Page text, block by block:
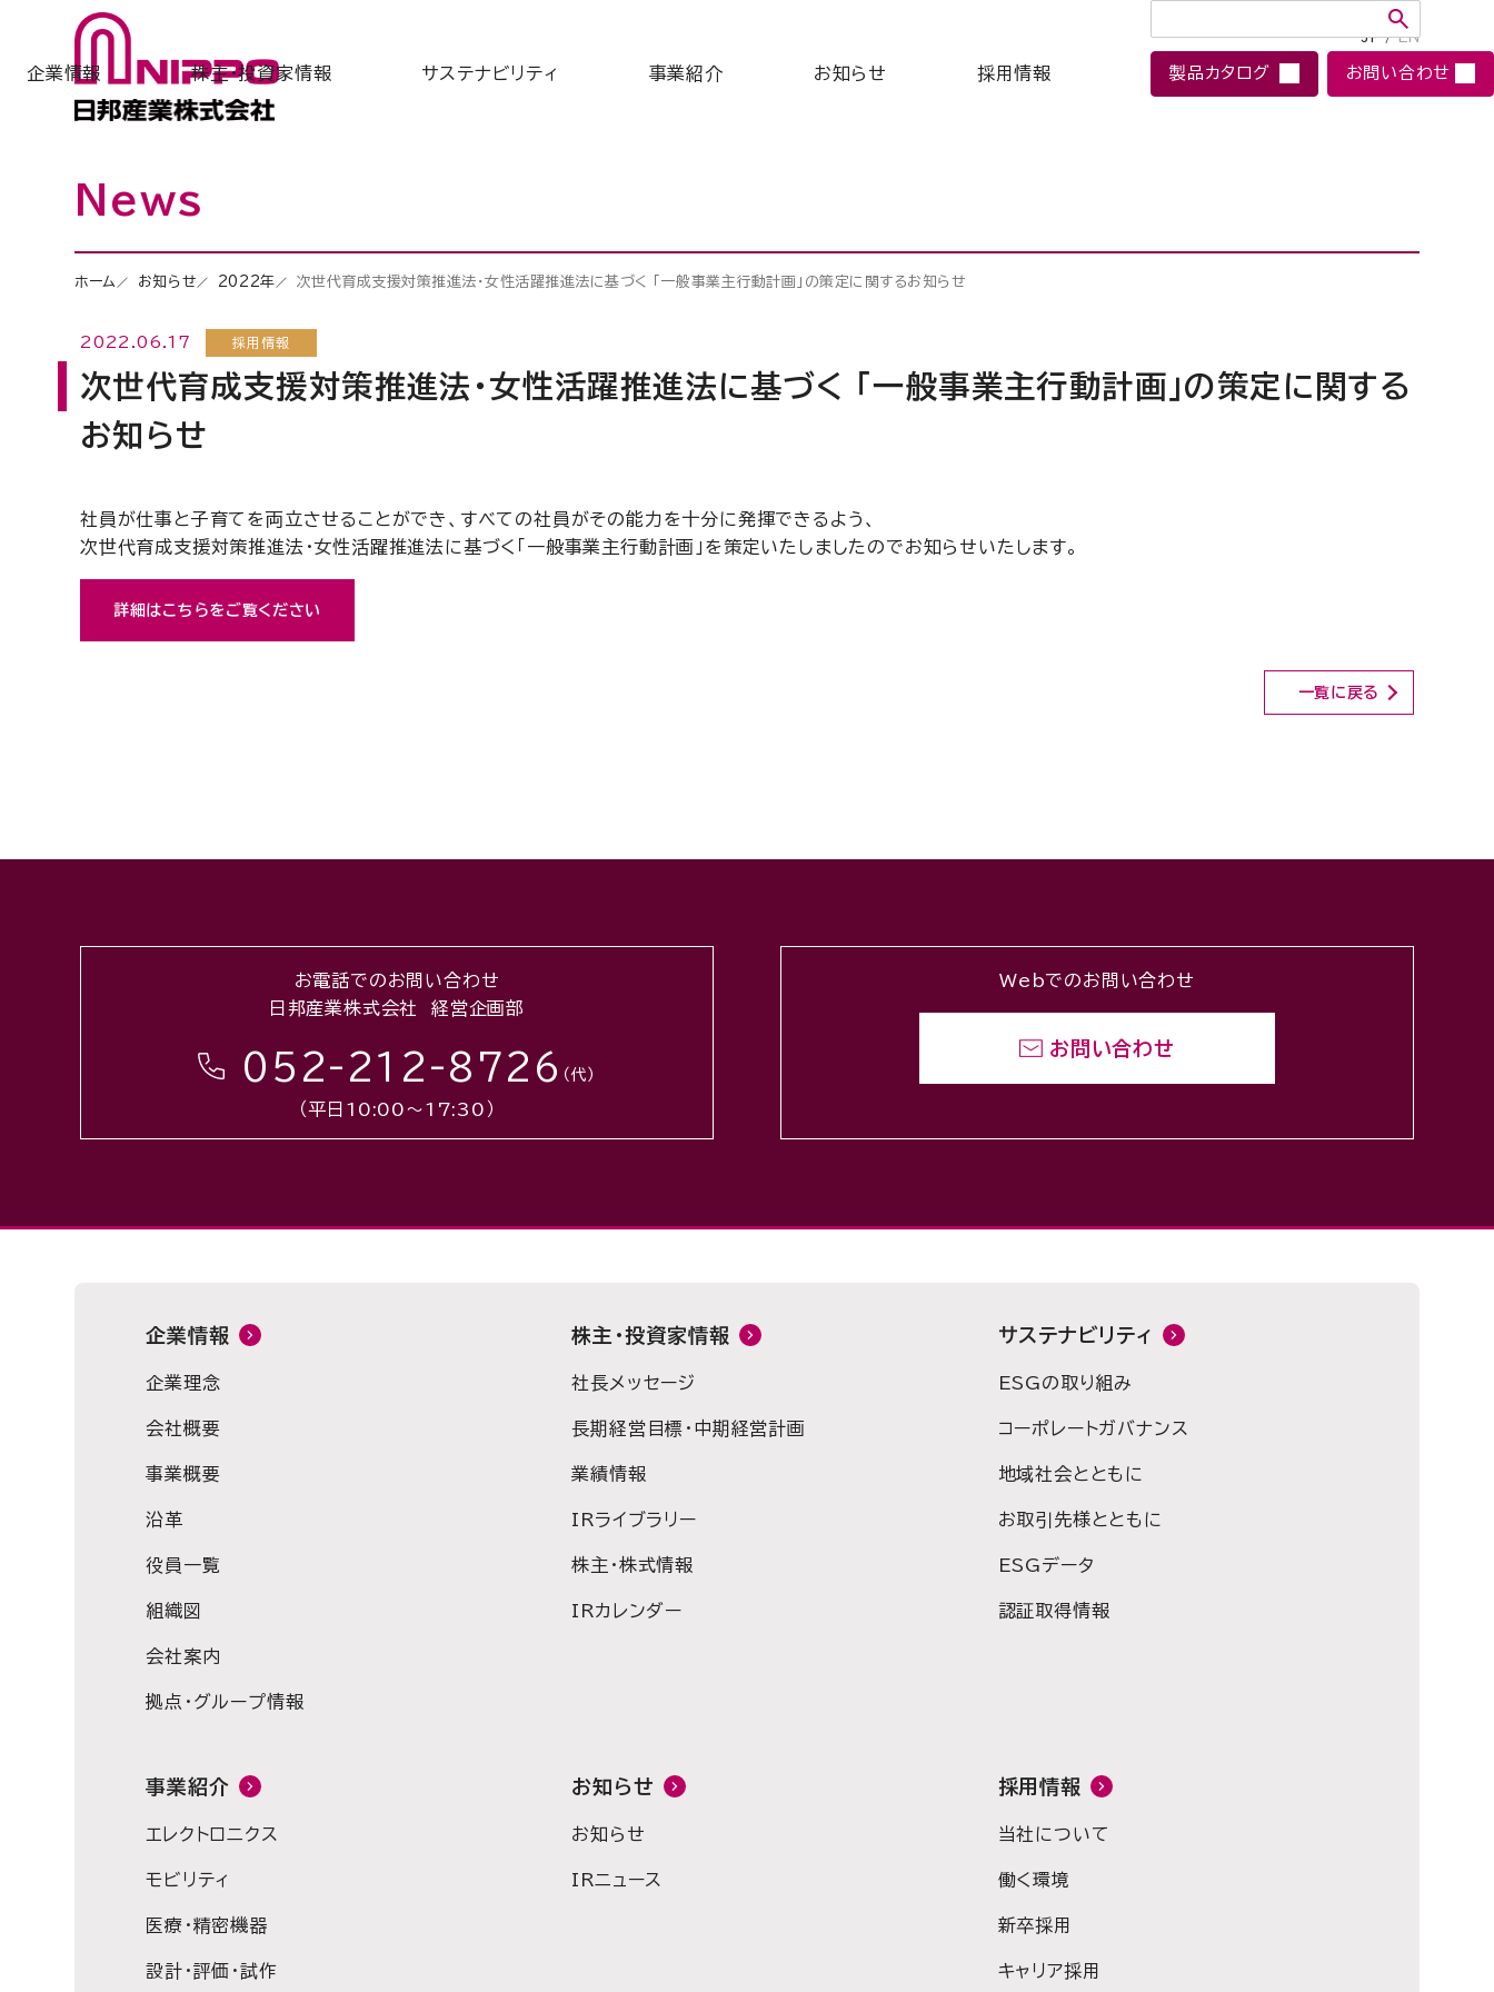
JP / EN
企業情報 株主・投資家情報 サステナビリティ 事業紹介 お知らせ 採用情報 製品カタログ お問い合わせ
News
ホーム お知らせ 2022年 次世代育成支援対策推進法・女性活躍推進法に基づく 「一般事業主行動計画」の策定に関するお知らせ
2022.06.17 採用情報
次世代育成支援対策推進法・女性活躍推進法に基づく 「一般事業主行動計画」の策定に関する
お知らせ
社員が仕事と子育てを両立させることができ、すべての社員がその能力を十分に発揮できるよう、
次世代育成支援対策推進法・女性活躍推進法に基づく「一般事業主行動計画」を策定いたしましたのでお知らせいたします。
詳細はこちらをご覧ください
一覧に戻る
お電話でのお問い合わせ
日邦産業株式会社 経営企画部
052-212-8726 （代）
（平日10:00〜17:30）
Webでのお問い合わせ
お問い合わせ
企業情報
企業理念
会社概要
事業概要
沿革
役員一覧
組織図
会社案内
拠点・グループ情報
株主・投資家情報
社長メッセージ
長期経営目標・中期経営計画
業績情報
IRライブラリー
株主・株式情報
IRカレンダー
サステナビリティ
ESGの取り組み
コーポレートガバナンス
地域社会とともに
お取引先様とともに
ESGデータ
認証取得情報
事業紹介
エレクトロニクス
モビリティ
医療・精密機器
設計・評価・試作
お知らせ
お知らせ
IRニュース
採用情報
当社について
働く環境
新卒採用
キャリア採用